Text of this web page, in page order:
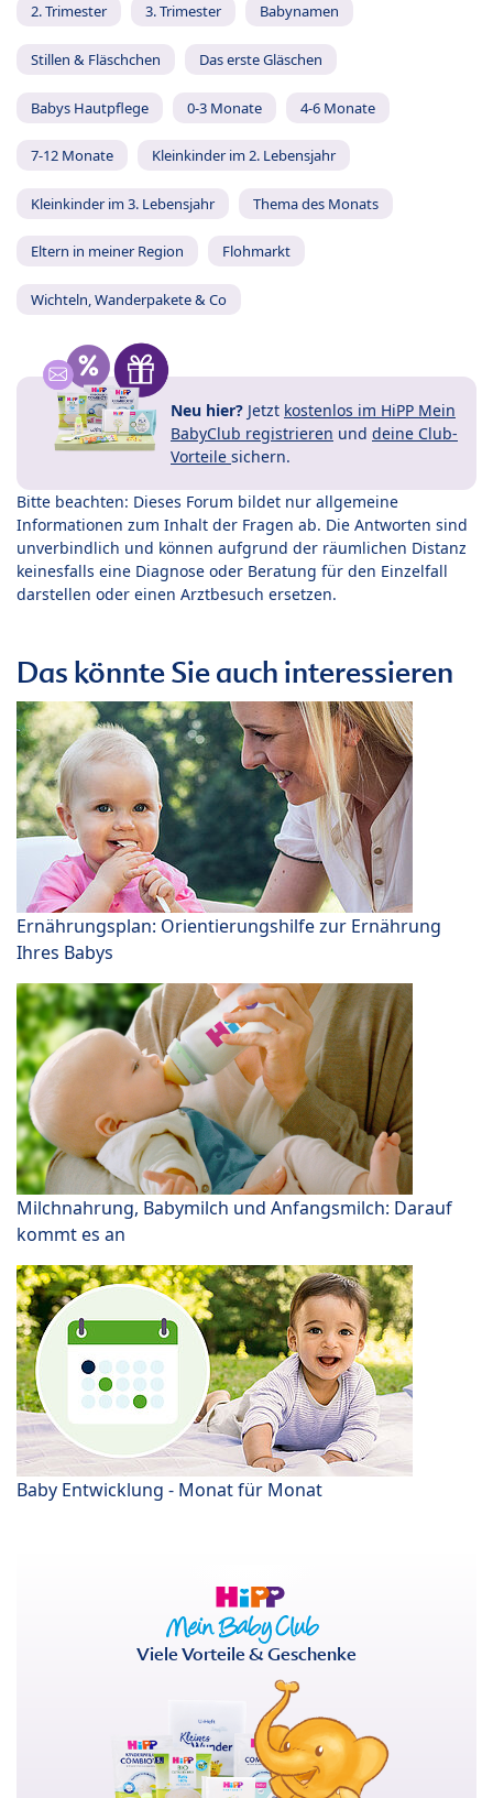
2. Trimester 3. Trimester Babynamen
Stillen & Fläschchen Das erste Gläschen
Babys Hautpflege 0-3 Monate 4-6 Monate
7-12 Monate Kleinkinder im 2. Lebensjahr
Kleinkinder im 3. Lebensjahr Thema des Monats
Eltern in meiner Region Flohmarkt
Wichteln, Wanderpakete & Co
Neu hier? Jetzt kostenlos im HiPP Mein
BabyClub registrieren und deine Club-
Vorteile sichern.
Bitte beachten: Dieses Forum bildet nur allgemeine
Informationen zum Inhalt der Fragen ab. Die Antworten sind
unverbindlich und können aufgrund der räumlichen Distanz
keinesfalls eine Diagnose oder Beratung für den Einzelfall
darstellen oder einen Arztbesuch ersetzen.
Das könnte Sie auch interessieren
Ernährungsplan: Orientierungshilfe zur Ernährung
Ihres Babys
Milchnahrung, Babymilch und Anfangsmilch: Darauf
kommt es an
Baby Entwicklung - Monat für Monat
Viele Vorteile & Geschenke